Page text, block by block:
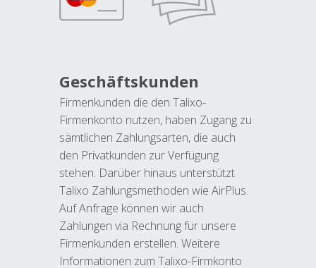
Geschäftskunden
Firmenkunden die den Talixo-
Firmenkonto nutzen, haben Zugang zu
sämtlichen Zahlungsarten, die auch
den Privatkunden zur Verfügung
stehen. Darüber hinaus unterstützt
Talixo Zahlungsmethoden wie AirPlus.
Auf Anfrage können wir auch
Zahlungen via Rechnung für unsere
Firmenkunden erstellen. Weitere
Informationen zum Talixo-Firmkonto